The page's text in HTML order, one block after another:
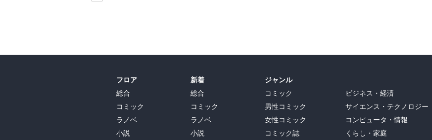
フロア
総合
コミック
ラノベ
小説
新着
総合
コミック
ラノベ
小説
ジャンル
コミック
男性コミック
女性コミック
コミック誌
ビジネス・経済
サイエンス・テクノロジー
コンピュータ・情報
くらし・家庭